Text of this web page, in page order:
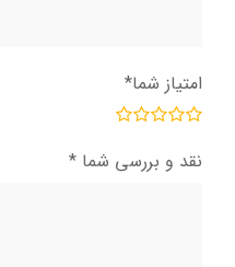
امتیاز شما*
نقد و بررسی شما *